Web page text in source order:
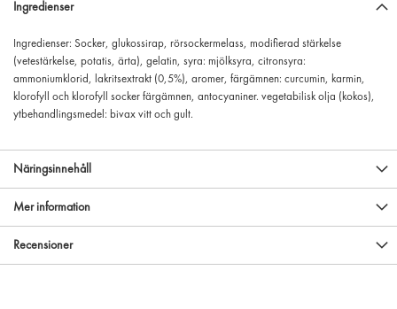
Ingredienser
Ingredienser: Socker, glukossirap, rörsockermelass, modifierad stärkelse
(vetestärkelse, potatis, ärta), gelatin, syra: mjölksyra, citronsyra:
ammoniumklorid, lakritsextrakt (0,5%), aromer, färgämnen: curcumin, karmin,
klorofyll och klorofyll socker färgämnen, antocyaniner. vegetabilisk olja (kokos),
ytbehandlingsmedel: bivax vitt och gult.
Näringsinnehåll
Mer information
Recensioner